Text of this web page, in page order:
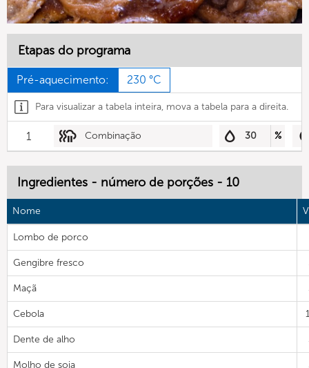
Etapas do programa
Pré-aquecimento: 230 °C
Para visualizar a tabela inteira, mova a tabela para a direita.
1 Combinação 30 %
Ingredientes - número de porções - 10
Nome
Lombo de porco
Gengibre fresco
Maçã
Cebola
Dente de alho
Molho de soja